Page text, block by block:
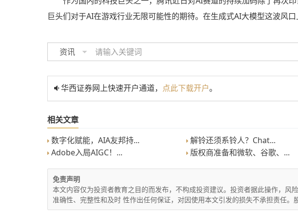
巨头们对于AI在游戏行业无限可能性的期待。在生成式AI大模型这波风口
资讯
华西证券网上快速开户通道， 点此下载开户。
相关文章
数字化赋能，AIA友邦持...
解铃还须系铃人？Chat...
Adobe入局AIGC！...
版权商准备和微软、谷歌、...
免责声明
本文内容仅为投资者教育之目的而发布，不构成投资建议。投资者据此操作，风
准确性、完整性和及时 性作出任何保证，对因使用本文引发的损失不承担责任。